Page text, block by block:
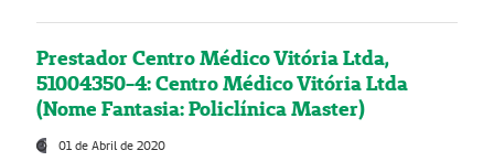
Prestador Centro Médico Vitória Ltda,
51004350-4: Centro Médico Vitória Ltda
(Nome Fantasia: Policlínica Master)
01 de Abril de 2020